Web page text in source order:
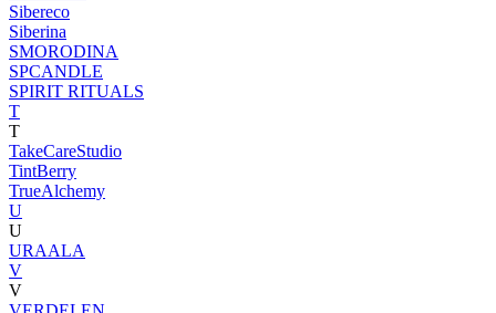
Sibereco
Siberina
SMORODINA
SPCANDLE
SPIRIT RITUALS
T
T
TakeCareStudio
TintBerry
TrueAlchemy
U
U
URAALA
V
V